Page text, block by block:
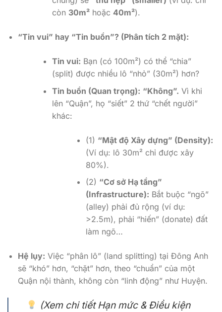
còn 30m²hoặc 40m²).
“Tin vui” hay “Tin buồn”? (Phân tích 2 mặt):
Tin vui: Bạn (có 100m²) có thể “chia”
(split) được nhiều lô “nhỏ” (30m²) hơn?
Tin buồn (Quan trọng): “Không”. Vì khi
lên “Quận”, họ “siết” 2 thứ “chết người”
khác:
(1) “Mật độ Xây dựng” (Density):
(Ví dụ: lô 30m² chỉ được xây
80%).
(2) “Cơ sở Hạ tầng”
(Infrastructure): Bắt buộc “ngõ”
(alley) phải đủ rộng (ví dụ:
>2.5m), phải “hiến” (donate) đất
làm ngõ…
Hệ lụy: Việc “phân lô” (land splitting) tại Đông Anh
sẽ “khó” hơn, “chặt” hơn, theo “chuẩn” của một
Quận nội thành, không còn “linh động” như Huyện.
(Xem chi tiết Hạn mức & Điều kiện